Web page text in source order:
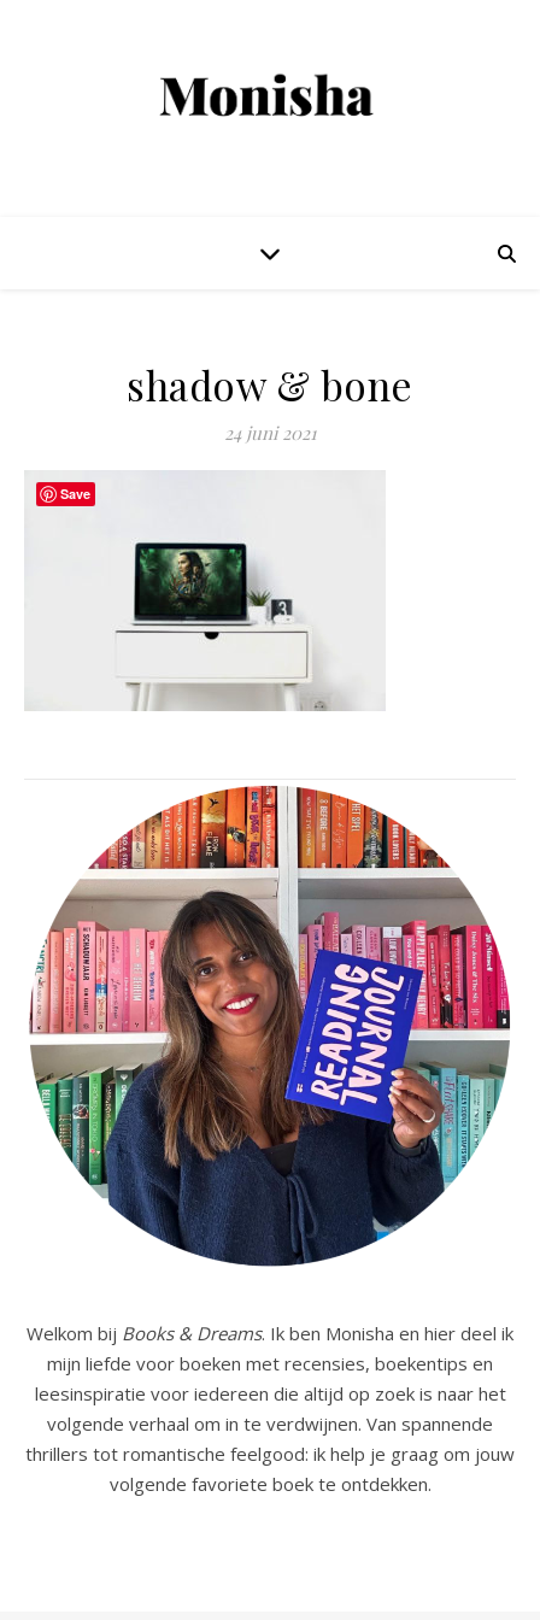
shadow & bone
24 juni 2021
Welkom bij Books & Dreams. Ik ben Monisha en hier deel ik
mijn liefde voor boeken met recensies, boekentips en
leesinspiratie voor iedereen die altijd op zoek is naar het
volgende verhaal om in te verdwijnen. Van spannende
thrillers tot romantische feelgood: ik help je graag om jouw
volgende favoriete boek te ontdekken.
Save